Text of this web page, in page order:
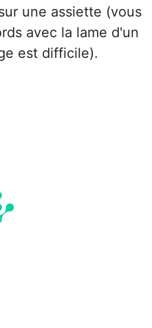
une assiette (vous
avec la lame d'un
est difficile).